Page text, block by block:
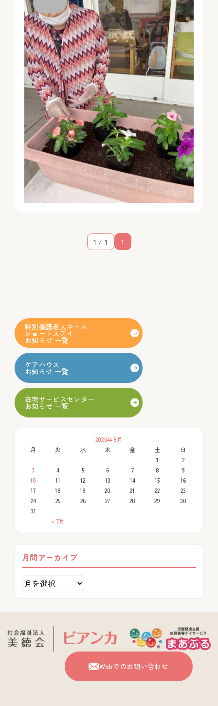
1 / 1 1
特別養護老人ホーム
ショートステイ
お知らせ 一覧
ケアハウス
お知らせ 一覧
在宅サービスセンター
お知らせ 一覧
2026年8月
月
火 水 木 金 土 日
« 7月
1
2
3
4 5 6 7 8
9
10
11 12 13 14 15
16
17
18 19 20 21 22
23
24
25 26 27 28 29
30
31
月間アーカイブ
Webでのお問い合わせ